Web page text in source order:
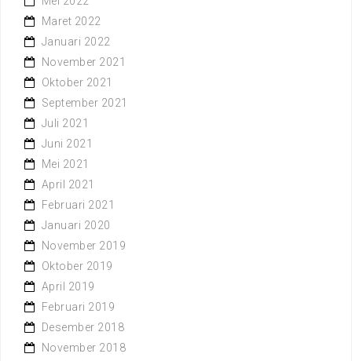
Maret 2022
Januari 2022
November 2021
Oktober 2021
September 2021
Juli 2021
Juni 2021
Mei 2021
April 2021
Februari 2021
Januari 2020
November 2019
Oktober 2019
April 2019
Februari 2019
Desember 2018
November 2018